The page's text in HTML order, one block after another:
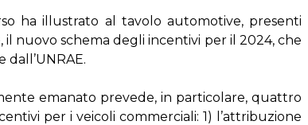
ha il­lu­stra­to al ta­vo­lo au­to­mo­ti­ve, pre­sen­ti
il nuo­vo sche­ma de­gli in­cen­ti­vi per il 2024, che
ema­na­to pre­ve­de, in par­ti­co­la­re, quat­tro
per i vei­co­li com­mer­cia­li: 1) l’at­tri­bu­zio­ne